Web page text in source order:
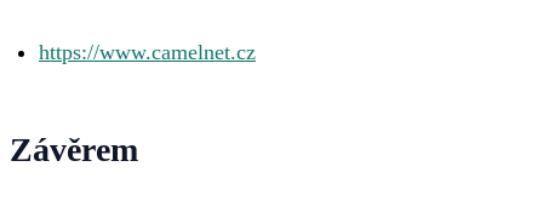
https://www.camelnet.cz
Závěrem